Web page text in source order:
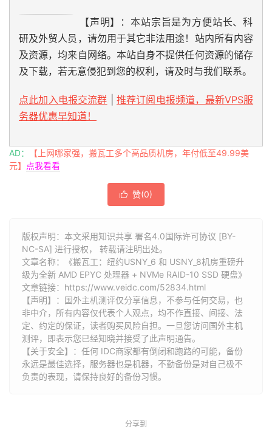
【声明】：本站宗旨是为方便站长、科
研及外贸人员，请勿用于其它非法用途！站内所有内容
及资源，均来自网络。本站自身不提供任何资源的储存
及下载，若无意侵犯到您的权利，请及时与我们联系。
点此加入电报交流群
推荐订阅电报频道，最新VPS服
务器优惠早知道！
AD：
【上网哪家强，搬瓦工多个高品质机房，年付低至49.99美
元】
点我看看
 赞(0)
版权声明：本文采用知识共享 署名4.0国际许可协议 [BY-
NC-SA] 进行授权， 转载请注明出处。
文章名称：《搬瓦工：纽约USNY_6 和 USNY_8机房重磅升
级为全新 AMD EPYC 处理器 + NVMe RAID-10 SSD 硬盘》
文章链接： https://www.veidc.com/52834.html
【声明】：国外主机测评仅分享信息，不参与任何交易，也
非中介，所有内容仅代表个人观点，均不作直接、间接、法
定、约定的保证，读者购买风险自担。一旦您访问国外主机
测评，即表示您已经知晓并接受了此声明通告。
【关于安全】：任何 IDC商家都有倒闭和跑路的可能，备份
永远是最佳选择，服务器也是机器，不勤备份是对自己极不
负责的表现，请保持良好的备份习惯。
分享到